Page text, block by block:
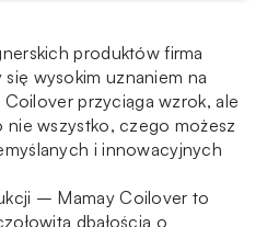
produktów firma
wysokim uznaniem na
Coilover przyciąga wzrok, ale
wszystko, czego możesz
i innowacyjnych
– Mamay Coilover to
dbałością o